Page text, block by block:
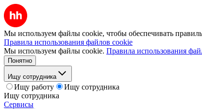
Мы используем файлы cookie, чтобы обеспечивать
Правила использования файлов cookie
Мы используем файлы cookie. Правила использования
Понятно
Ищу сотрудника
Ищу работу
Ищу сотрудника
Ищу сотрудника
Сервисы